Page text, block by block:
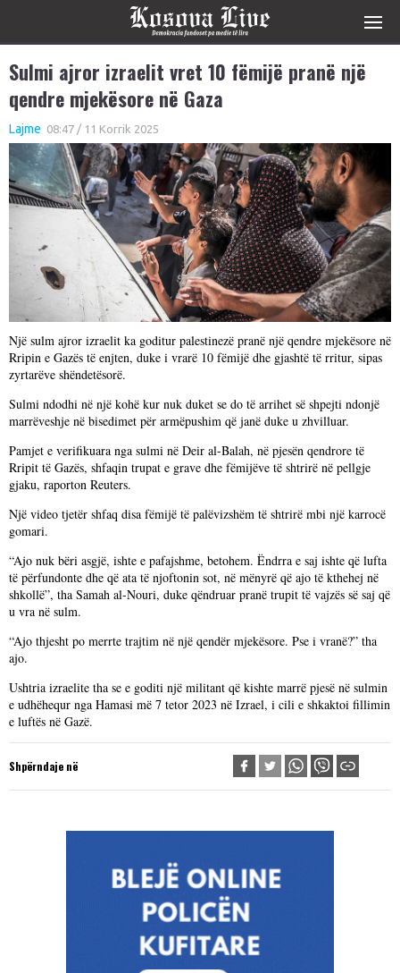
Sulmi ajror izraelit vret 10 fëmijë pranë një
qendre mjekësore në Gaza
Lajme 08:47 / 11 Korrik 2025
Një sulm ajror izraelit ka goditur palestinezë pranë një qendre mjekësore në
Rripin e Gazës të enjten, duke i vrarë 10 fëmijë dhe gjashtë të rritur, sipas
zyrtarëve shëndetësorë.
Sulmi ndodhi në një kohë kur nuk duket se do të arrihet së shpejti ndonjë
marrëveshje në bisedimet për armëpushim që janë duke u zhvilluar.
Pamjet e verifikuara nga sulmi në Deir al-Balah, në pjesën qendrore të
Rripit të Gazës, shfaqin trupat e grave dhe fëmijëve të shtrirë në pellgje
gjaku, raporton Reuters.
Një video tjetër shfaq disa fëmijë të palëvizshëm të shtrirë mbi një karrocë
gomari.
“Ajo nuk bëri asgjë, ishte e pafajshme, betohem. Ëndrra e saj ishte që lufta
të përfundonte dhe që ata të njoftonin sot, në mënyrë që ajo të kthehej në
shkollë”, tha Samah al-Nouri, duke qëndruar pranë trupit të vajzës së saj që
u vra në sulm.
“Ajo thjesht po merrte trajtim në një qendër mjekësore. Pse i vranë?” tha
ajo.
Ushtria izraelite tha se e goditi një militant që kishte marrë pjesë në sulmin
e udhëhequr nga Hamasi më 7 tetor 2023 në Izrael, i cili e shkaktoi fillimin
e luftës në Gazë.
Shpërndaje në